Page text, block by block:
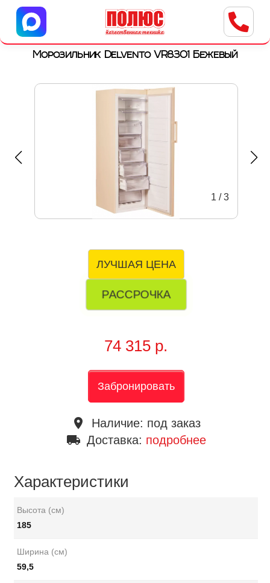
Центр бытовой техники
г. Ульяновск, ул. Пушкарева, 8a
Морозильник Delvento VR8301 Бежевый
1 /3
ЛУЧШАЯ ЦЕНА
РАССРОЧКА
74 315 р.
Забронировать
place Наличие: под заказ
local_shipping Доставка: подробнее
Характеристики
Высота (см)
185
Ширина (см)
59,5